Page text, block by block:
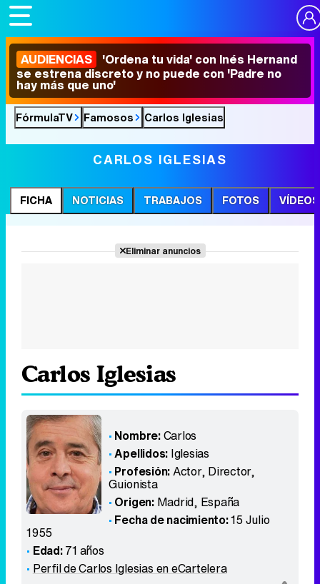
AUDIENCIAS 'Ordena tu vida' con Inés Hernand
se estrena discreto y no puede con 'Padre no
hay más que uno'
FórmulaTV Famosos Carlos Iglesias
CARLOS IGLESIAS
FICHA NOTICIAS TRABAJOS FOTOS VÍDEOS
Eliminar anuncios
Carlos Iglesias
Nombre:Carlos
Apellidos: Iglesias
Profesión:Actor, Director,
Guionista
Origen: Madrid, España
Fecha de nacimiento:15 Julio
1955
Edad:71 años
Perfil de Carlos Iglesias en eCartelera